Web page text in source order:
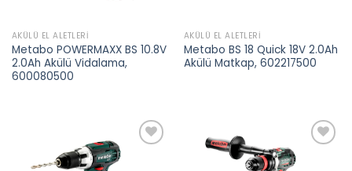
AKÜLÜ EL ALETLERI
Metabo POWERMAXX BS 10.8V
2.0Ah Akülü Vidalama,
600080500
AKÜLÜ EL ALETLERI
Metabo BS 18 Quick 18V 2.0Ah
Akülü Matkap, 602217500